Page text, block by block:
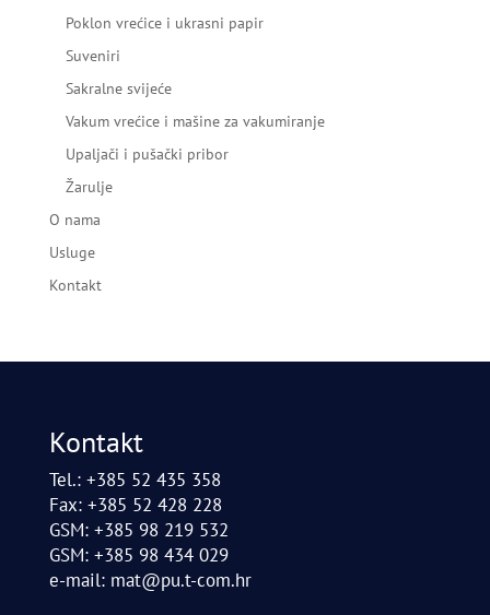
Poklon vrećice i ukrasni papir
Suveniri
Sakralne svijeće
Vakum vrećice i mašine za vakumiranje
Upaljači i pušački pribor
Žarulje
O nama
Usluge
Kontakt
Kontakt
Tel.: +385 52 435 358
Fax: +385 52 428 228
GSM: +385 98 219 532
GSM: +385 98 434 029
e-mail: mat@pu.t-com.hr